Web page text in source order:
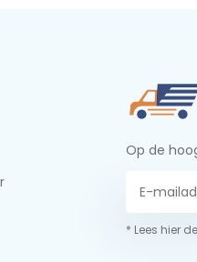
Op de
* Lees hier